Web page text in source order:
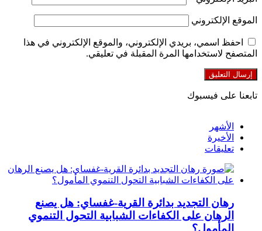
الموقع الإلكتروني
احفظ اسمي، بريدي الإلكتروني، والموقع الإلكتروني في هذا
المتصفح لاستخدامها المرة المقبلة في تعليقي.
تابعنا على فيسبوك
الأشهر
الأخيرة
تعليقات
رهان التجديد بدائرة القرية-غفساي: هل يصنع
الرهان على الكفاءات الشبابية التحول التنموي
المأمول؟